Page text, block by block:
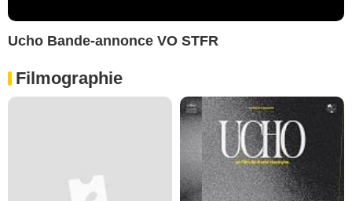
Ucho Bande-annonce VO STFR
Filmographie